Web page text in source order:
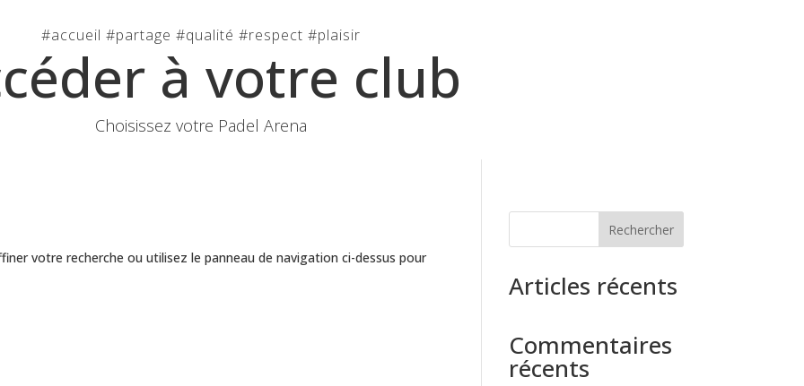
#accueil #partage #qualité #respect #plaisir
à votre club
Choisissez votre Padel Arena
votre recherche ou utilisez le panneau de navigation ci-dessus pour
Rechercher
Articles récents
Commentaires
récents